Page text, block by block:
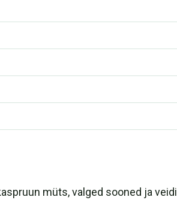
müts, valged sooned ja veidi